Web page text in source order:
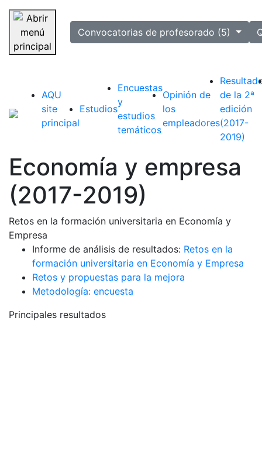
Saltar navegación
selectedConvocatorias de profesorado (5)
AQU
site
principal
Estudios
Encuestas
y
estudios
temáticos
Opinión de
los
empleadores
de la 2ª
edición
(2017-
2019)
Economía y empresa
(2017-2019)
Retos en la formación universitaria en Economía y
Empresa
Informe de análisis de resultados: Retos en la
formación universitaria en Economía y Empresa
Retos y propuestas para la mejora
Metodología: encuesta
Principales resultados